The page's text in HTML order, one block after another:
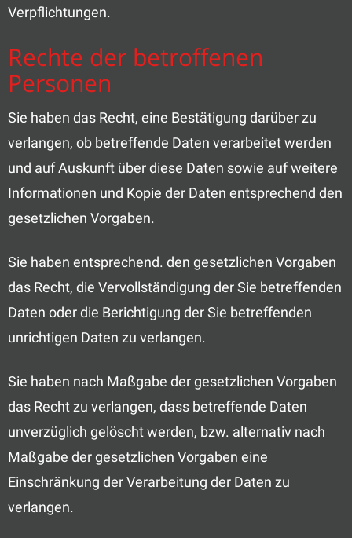
Verpflichtungen.
Rechte der betroffenen
Personen
Sie haben das Recht, eine Bestätigung darüber zu
verlangen, ob betreffende Daten verarbeitet werden
und auf Auskunft über diese Daten sowie auf weitere
Informationen und Kopie der Daten entsprechend den
gesetzlichen Vorgaben.
Sie haben entsprechend. den gesetzlichen Vorgaben
das Recht, die Vervollständigung der Sie betreffenden
Daten oder die Berichtigung der Sie betreffenden
unrichtigen Daten zu verlangen.
Sie haben nach Maßgabe der gesetzlichen Vorgaben
das Recht zu verlangen, dass betreffende Daten
unverzüglich gelöscht werden, bzw. alternativ nach
Maßgabe der gesetzlichen Vorgaben eine
Einschränkung der Verarbeitung der Daten zu
verlangen.